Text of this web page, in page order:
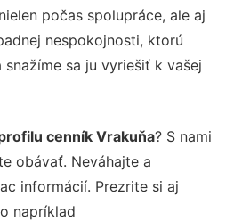
počas spolupráce, ale aj
nespokojnosti, ktorú
sa ju vyriešiť k vašej
cenník Vrakuňa? S nami
obávať. Neváhajte a
informácií. Prezrite si aj
napríklad